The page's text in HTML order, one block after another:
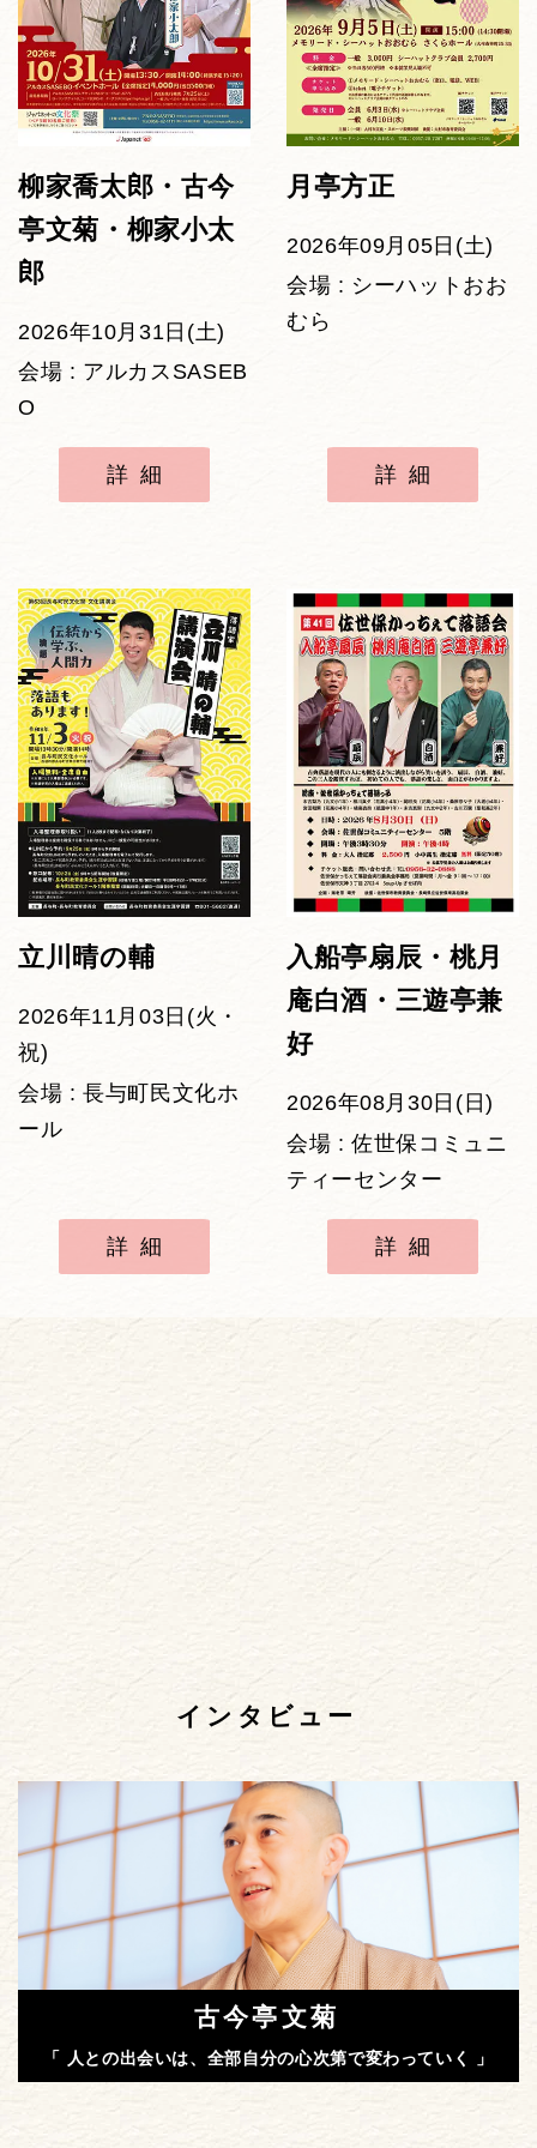
柳家喬太郎・古今
亭文菊・柳家小太
郎
2026年10月31日(土)
会場 : アルカスSASEB
O
詳細
月亭方正
2026年09月05日(土)
会場 : シーハットおお
むら
詳細
立川晴の輔
2026年11月03日(火・
祝)
会場 : 長与町民文化ホ
ール
詳細
入船亭扇辰・桃月
庵白酒・三遊亭兼
好
2026年08月30日(日)
会場 : 佐世保コミュニ
ティーセンター
詳細
インタビュー
古今亭文菊
「 人との出会いは、全部自分の心次第で変わっていく 」